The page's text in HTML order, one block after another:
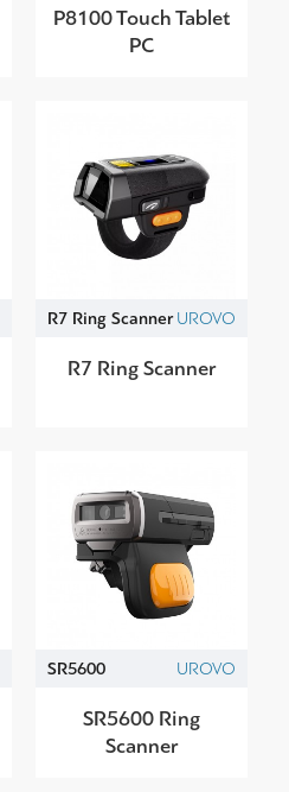
P8100 Touch Tablet
PC
R7 Ring Scanner UROVO
R7 Ring Scanner
SR5600 UROVO
SR5600 Ring
Scanner